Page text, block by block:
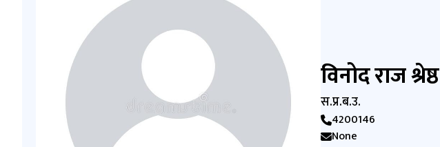
विनोद राज श्रेष्ठ
स.प्र.ब.उ.
4200146
None